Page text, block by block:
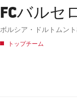
FCバルセ
ボルシア・ドルトムン
トップチーム